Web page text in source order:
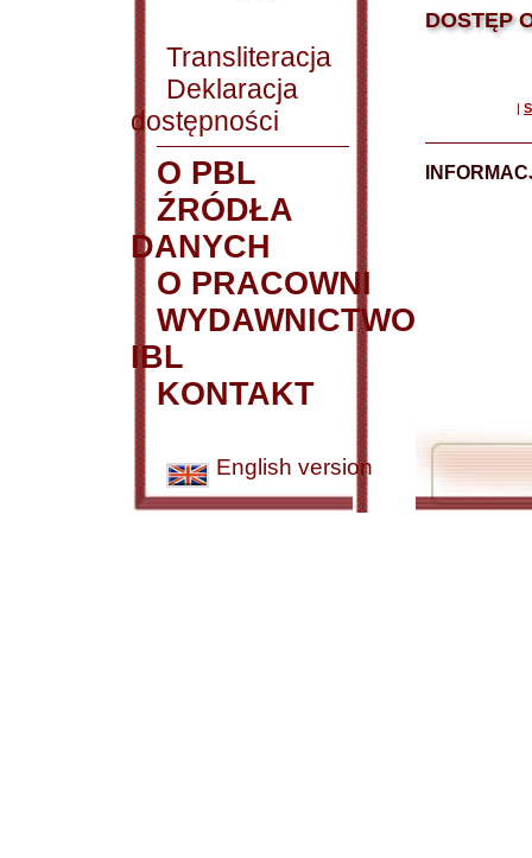
Transliteracja
Deklaracja
dostępności
O PBL
ŹRÓDŁA
DANYCH
O PRACOWNI
WYDAWNICTWO
IBL
KONTAKT
English version
DOSTĘP
|